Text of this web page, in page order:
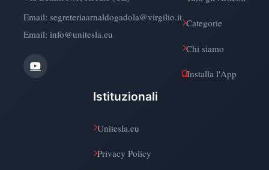
Email: segreteriaarnaldogadola@virgilio.it
Email: info@unitesla.eu
Categorie
Chi siamo
Installa l'App
Istituzionali
Unitesla.eu
Privacy Policy